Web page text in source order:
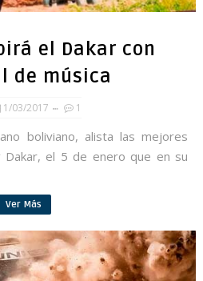
el Dakar con
de música
1/03/2017 1
boliviano, alista las mejores
Dakar, el 5 de enero que en su
Ver Más